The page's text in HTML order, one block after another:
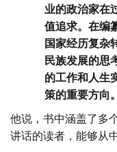
业的政治家在
值追求。在编
国家经历复杂
民族发展的思
的工作和人生
策的重要方向
他说，书中涵盖了多
讲话的读者，能够从